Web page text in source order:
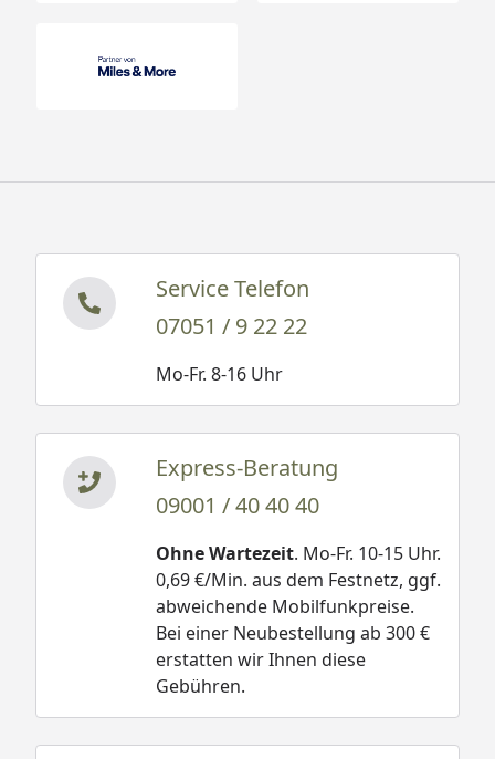
Service Telefon
07051 / 9 22 22
Mo-Fr. 8-16 Uhr
Express-Beratung
09001 / 40 40 40
Ohne Wartezeit. Mo-Fr. 10-15 Uhr.
0,69 €/Min. aus dem Festnetz, ggf.
abweichende Mobilfunkpreise.
Bei einer Neubestellung ab 300 €
erstatten wir Ihnen diese
Gebühren.